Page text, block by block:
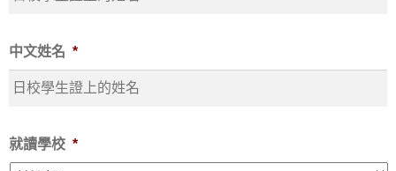
中文姓名 *
就讀學校 *